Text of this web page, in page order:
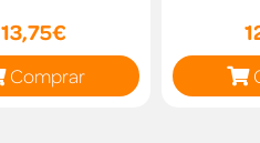
13,75€
Comprar